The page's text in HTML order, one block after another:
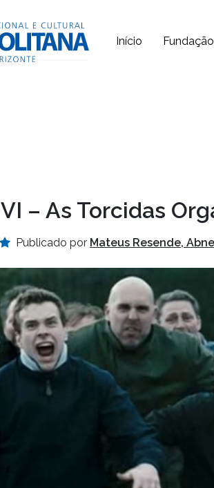
Início Fundação
VI – As Torcidas
Publicado por Mateus Resende,